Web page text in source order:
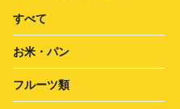
すべて
お米・パン
フルーツ類